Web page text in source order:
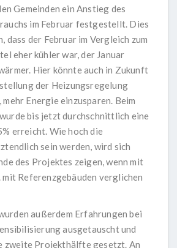
Gemeinden ein Anstieg des
im Februar festgestellt. Dies
dass der Februar im Vergleich zum
eher kühler war, der Januar
Hier könnte auch in Zukunft
der Heizungsregelung
Energie einzusparen. Beim
bis jetzt durchschnittlich eine
erreicht. Wie hoch die
sein werden, wird sich
des Projektes zeigen, wenn mit
mit Referenzgebäuden verglichen
außerdem Erfahrungen bei
ausgetauscht und
zweite Projekthälfte gesetzt. An